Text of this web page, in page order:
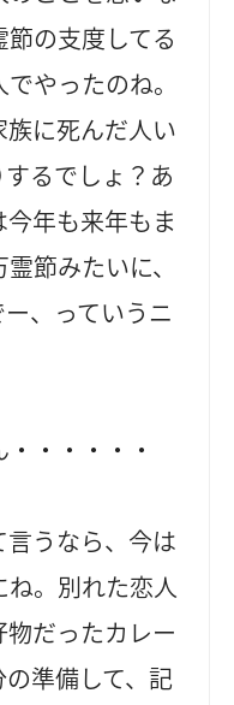
の支度してる
やったのね。
に死んだ人い
るでしょ？あ
年も来年もま
節みたいに、
、っていうニ
・・・・・
言うなら、今は
ね。別れた恋人
だったカレー
準備して、記